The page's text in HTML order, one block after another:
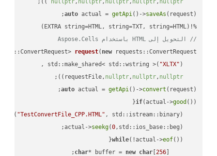
nullptr, nullptr, nullptr, nullptr, nullptr
))
;
auto actual = getApi()->saveAs
%!(EXTRA string=HTML, string=TXT, string=HTML)
// التحويل إلى HTML باستخدام Aspose.Cells
request( new
"XLTX"
    requestFile,
nullptr, nullptr, nullptr
))
;
auto actual = getApi()->convert (request);
if(actual->good
( "TestConvertFile_CPP.HTML" , std::istream::binary)
seekg(0
while(!actual->eof
char* buffer = new char[ 256